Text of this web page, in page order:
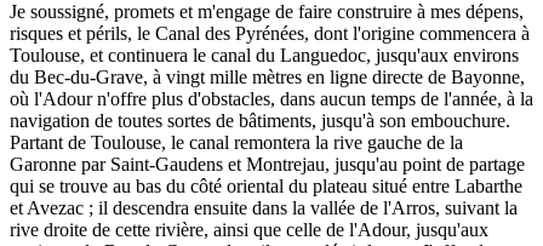
Je soussigné, promets et m'engage de faire construire à mes dépens,
risques et périls, le Canal des Pyrénées, dont l'origine commencera à
Toulouse, et continuera le canal du Languedoc, jusqu'aux environs
du Bec-du-Grave, à vingt mille mètres en ligne directe de Bayonne,
où l'Adour n'offre plus d'obstacles, dans aucun temps de l'année, à la
navigation de toutes sortes de bâtiments, jusqu'à son embouchure.
Partant de Toulouse, le canal remontera la rive gauche de la
Garonne par Saint-Gaudens et Montrejau, jusqu'au point de partage
qui se trouve au bas du côté oriental du plateau situé entre Labarthe
et Avezac ; il descendra ensuite dans la vallée de l'Arros, suivant la
rive droite de cette rivière, ainsi que celle de l'Adour, jusqu'aux